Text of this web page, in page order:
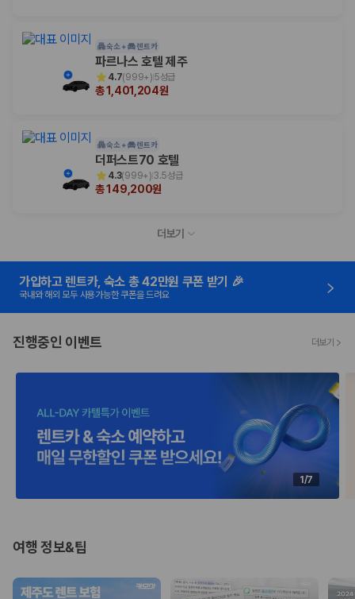
숙소 + 렌트카
파르나스 호텔 제주
4.7(999+)5성급
총 1,401,204원
숙소 + 렌트카
더퍼스트70 호텔
4.3(999+)3.5성급
총 149,200원
더보기
가입하고 렌트카, 숙소 총 42만원 쿠폰 받기 🎉
국내와 해외 모두 사용가능한 쿠폰을 드려요
진행중인 이벤트 더보기
1/7
여행 정보&팁